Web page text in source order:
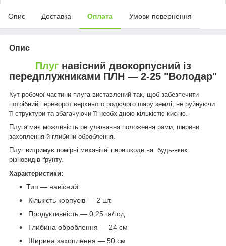
Опис Доставка Оплата Умови повернення
Опис
Плугнавісний двокорпусний із
передплужниками ПЛН — 2-25 "Володар"
Кут робочої частини плуга виставлений так, щоб забезпечити
потрібний переворот верхнього родючого шару землі, не руйнуючи
її структури та збагачуючи її необхідною кількістю кисню.
Плуга має можливість регулювання положення рами, ширини
захоплення й глибини оброблення.
Плуг витримує помірні механічні перешкоди на будь-яких
різновидів ґрунту.
Характеристики:
Тип — навісний
Кількість корпусів — 2 шт.
Продуктивність — 0,25 га/год.
Глибина оброблення — 24 см
Ширина захоплення — 50 см